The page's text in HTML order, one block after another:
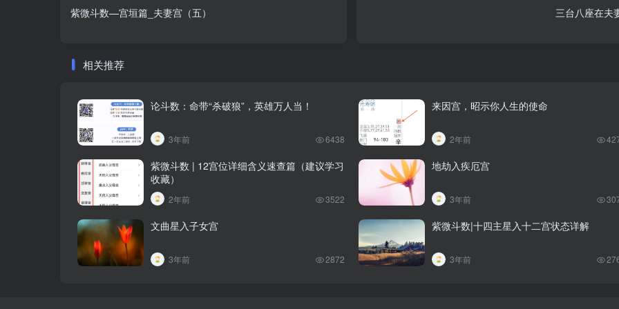
紫微斗数—宫垣篇_夫妻宫（五）
三台八座在夫
相关推荐
论斗数：命带“杀破狼”，英雄万人当！
3年前 6438
来因宫，昭示你人生的使命
2年前
紫微斗数 | 12宫位详细含义速查篇（建议学习
收藏）
2年前 3522
地劫入疾厄宫
3年前
文曲星入子女宫
3年前 2872
紫微斗数|十四主星入十二宫状态详解
3年前